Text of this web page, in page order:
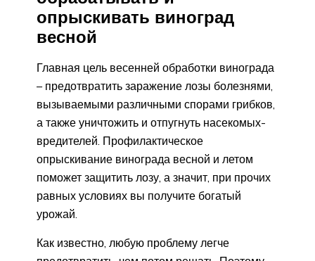
опрыскивать виноград
весной
Главная цель весенней обработки винограда
– предотвратить заражение лозы болезнями,
вызываемыми различными спорами грибков,
а также уничтожить и отпугнуть насекомых-
вредителей. Профилактическое
опрыскивание винограда весной и летом
поможет защитить лозу, а значит, при прочих
равных условиях вы получите богатый
урожай.
Как известно, любую проблему легче